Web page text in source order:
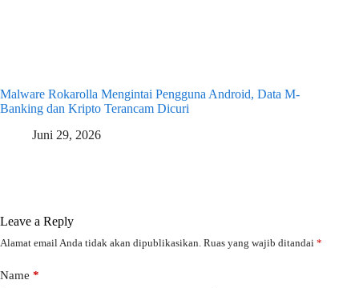
Malware Rokarolla Mengintai Pengguna Android, Data M-
Banking dan Kripto Terancam Dicuri
Juni 29, 2026
Leave a Reply
Alamat email Anda tidak akan dipublikasikan. Ruas yang wajib ditandai *
Name *